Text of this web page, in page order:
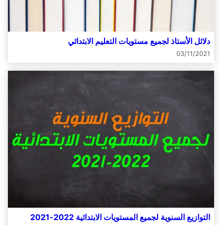
دلائل الأستاذ لجميع مستويات التعليم الابتدائي
03/11/2021
التوازيع السنوية لجميع المستويات الابتدائية 2022-2021